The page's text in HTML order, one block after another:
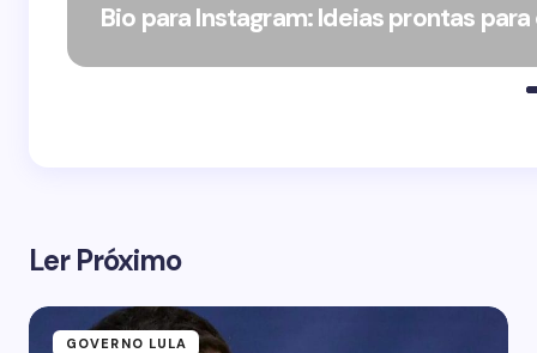
Bio para Instagram: Ideias prontas
Ler Próximo
GOVERNO LULA